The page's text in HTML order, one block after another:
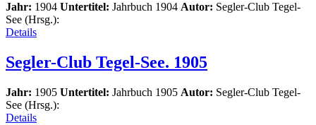
Jahr: 1904 Untertitel: Jahrbuch 1904 Autor: Segler-Club Tegel-
See (Hrsg.):
Details
Segler-Club Tegel-See. 1905
Jahr: 1905 Untertitel: Jahrbuch 1905 Autor: Segler-Club Tegel-
See (Hrsg.):
Details